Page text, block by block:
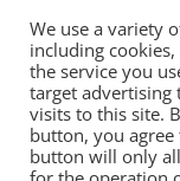
We use a variety
including
the service you
target
visits to this site.
button, you agree
button will only